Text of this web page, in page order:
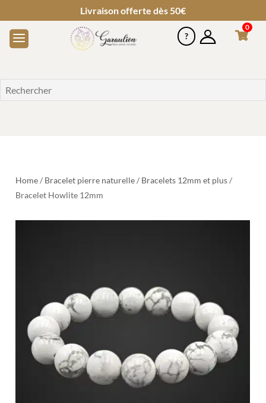
Livraison offerte dès 50€
0
Home/ Bracelet pierre naturelle/ Bracelets 12mm et plus/
Bracelet Howlite 12mm